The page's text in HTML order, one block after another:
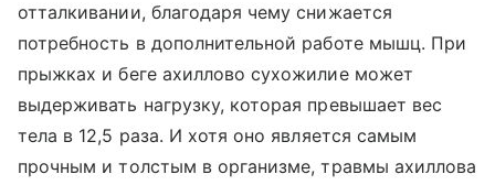
отталкивании, благодаря чему снижается
потребность в дополнительной работе мышц. При
прыжках и беге ахиллово сухожилие может
выдерживать нагрузку, которая превышает вес
тела в 12,5 раза. И хотя оно является самым
прочным и толстым в организме, травмы ахиллова